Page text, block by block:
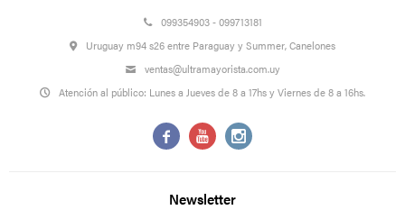
099354903 - 099713181
Uruguay m94 s26 entre Paraguay y Summer, Canelones
ventas@ultramayorista.com.uy
Atención al público: Lunes a Jueves de 8 a 17hs y Viernes de 8 a 16hs.
  
Newsletter